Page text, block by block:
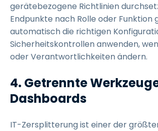
gerätebezogene Richtlinien
Endpunkte nach Rolle oder Funktion
automatisch die richtigen
Sicherheitskontrollen anwenden,
oder Verantwortlichkeiten ändern.
4. Getrennte
Dashboards
IT-Zersplitterung ist einer der